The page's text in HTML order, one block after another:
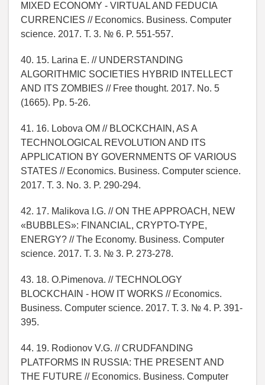
MIXED ECONOMY - VIRTUAL AND FEDUCIA
CURRENCIES // Economics. Business. Computer
science. 2017. T. 3. № 6. P. 551-557.
40. 15. Larina E. // UNDERSTANDING
ALGORITHMIC SOCIETIES HYBRID INTELLECT
AND ITS ZOMBIES // Free thought. 2017. No. 5
(1665). Pp. 5-26.
41. 16. Lobova OM // BLOCKCHAIN, AS A
TECHNOLOGICAL REVOLUTION AND ITS
APPLICATION BY GOVERNMENTS OF VARIOUS
STATES // Economics. Business. Computer science.
2017. T. 3. No. 3. P. 290-294.
42. 17. Malikova I.G. // ON THE APPROACH, NEW
«BUBBLES»: FINANCIAL, CRYPTO-TYPE,
ENERGY? // The Economy. Business. Computer
science. 2017. T. 3. № 3. P. 273-278.
43. 18. O.Pimenova. // TECHNOLOGY
BLOCKCHAIN - HOW IT WORKS // Economics.
Business. Computer science. 2017. T. 3. № 4. P. 391-
395.
44. 19. Rodionov V.G. // CRUDFANDING
PLATFORMS IN RUSSIA: THE PRESENT AND
THE FUTURE // Economics. Business. Computer